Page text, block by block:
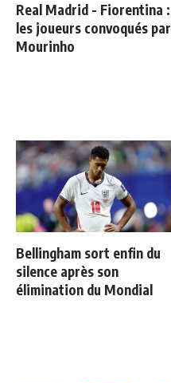
Real Madrid - Fiorentina :
les joueurs convoqués par
Mourinho
Bellingham sort enfin du
silence après son
élimination du Mondial